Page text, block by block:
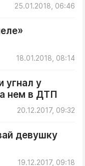
25.01.2018, 06:46
18.01.2018, 08:14
угнал у
нем в ДТП
20.12.2017, 09:32
девушку
19.12.2017, 09:18